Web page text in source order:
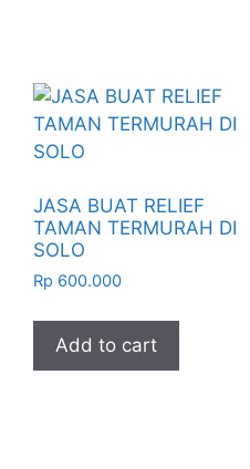
JASA BUAT RELIEF
TAMAN TERMURAH DI
SOLO
Rp 600.000
Add to cart